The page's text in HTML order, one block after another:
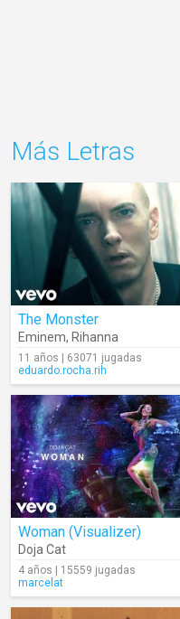
Más Letras
The Monster
Eminem, Rihanna
11 años | 63071 jugadas
eduardo.rocha.rih
Woman (Visualizer)
Doja Cat
4 años | 15559 jugadas
marcelat